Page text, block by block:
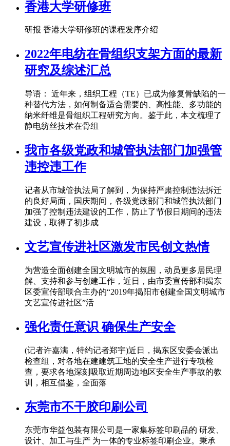
香港大学研修班
研报 香港大学研修班的课程发序介绍
2022年电纺在骨组织支架方面的最新
研究及综述汇总
导语： 近年来，组织工程（TE）已成为修复骨缺陷的一
种替代方法，如何制备适合需要的、高性能、多功能的
纳米纤维是骨组织工程研究方向。鉴于此，本文梳理了
静电纺丝技术在骨组
我市各级党政和城管执法部门加强管
违控违工作
记者从市城管执法局了解到，为保持严肃控制违法拆迁
的良好局面，国庆期间，各级党政部门和城管执法部门
加强了控制违法建设的工作，防止了节假日期间的违法
建设，取得了初步成
文艺宣传进社区激发市民创文热情
为营造全面创建全国文明城市的氛围，动员更多居民理
解、支持和参与创建工作，近日，由市委宣传部和揭东
区委宣传部联合主办的“2019年揭阳市创建全国文明城市
文艺宣传进社区”活
强化责任意识 确保生产安全
(记者许嘉满，特约记者郑宇)近日，揭东区安委会派出
检查组，对各地在建建筑工地的安全生产进行专项检
查，要求各地深刻吸取近期周边地区安全生产事故的教
训，相互借鉴，全面落
东莞市不干胶印刷公司
东莞市华益包装有限公司是一家集标签印刷品的 研发、
设计、加工与生产 为一体的专业标签印刷企业。秉承